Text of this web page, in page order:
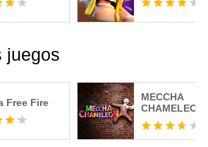
juegos
Free Fire
MECCHA
CHAMELEON